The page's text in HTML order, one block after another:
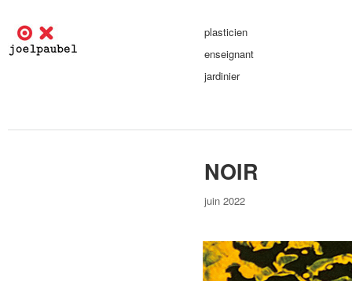
plasticien
enseignant
jardinier
NOIR
juin 2022